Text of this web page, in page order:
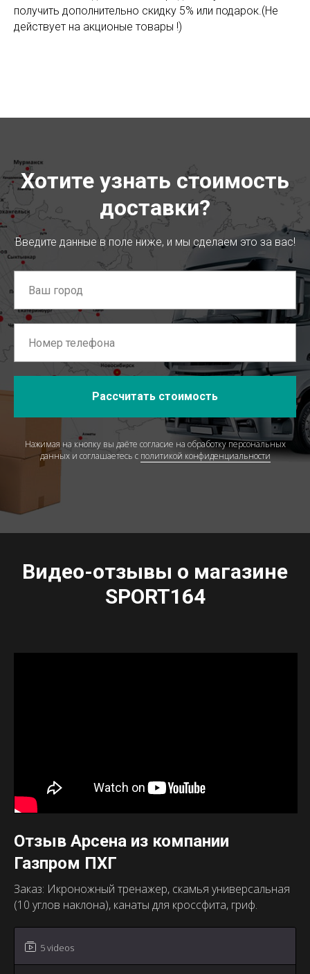
получить дополнительно скидку 5% или подарок.(Не
действует на акционые товары !)
Хотите узнать стоимость
доставки?
Введите данные в поле ниже, и мы сделаем это за вас!
Рассчитать стоимость
Нажимая на кнопку вы даёте согласие на обработку персональных
данных и соглашаетесь c политикой конфиденциальности
Видео-отзывы о магазине
SPORT164
5 videos
Отзыв Арсена из компании
Газпром ПХГ
Заказ: Икроножный тренажер, скамья универсальная
(10 углов наклона), канаты для кроссфита, гриф.